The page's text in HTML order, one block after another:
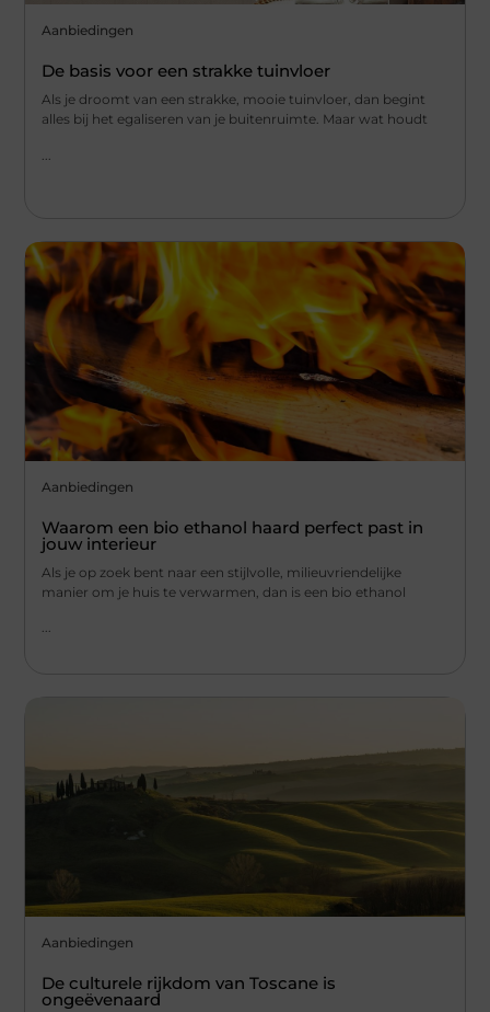
Aanbiedingen
De basis voor een strakke tuinvloer
Als je droomt van een strakke, mooie tuinvloer, dan begint
alles bij het egaliseren van je buitenruimte. Maar wat houdt
Aanbiedingen
Waarom een bio ethanol haard perfect past in
jouw interieur
Als je op zoek bent naar een stijlvolle, milieuvriendelijke
manier om je huis te verwarmen, dan is een bio ethanol
...
Aanbiedingen
De culturele rijkdom van Toscane is
ongeëvenaard